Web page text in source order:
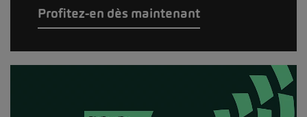
Profitez-en dès maintenant